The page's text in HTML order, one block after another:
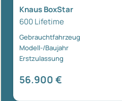
Knaus BoxStar
600 Lifetime
Gebrauchtfahrzeug
Modell-/Baujahr
Erstzulassung
56.900 €